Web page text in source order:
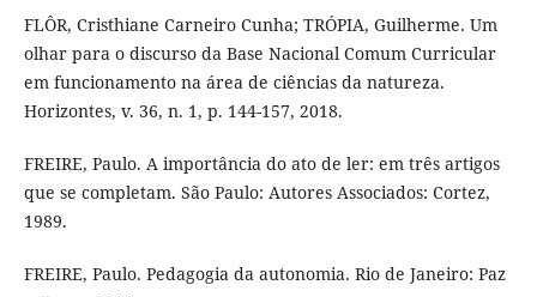
FLÔR, Cristhiane Carneiro Cunha; TRÓPIA, Guilherme. Um
olhar para o discurso da Base Nacional Comum Curricular
em funcionamento na área de ciências da natureza.
Horizontes, v. 36, n. 1, p. 144-157, 2018.
FREIRE, Paulo. A importância do ato de ler: em três artigos
que se completam. São Paulo: Autores Associados: Cortez,
1989.
FREIRE, Paulo. Pedagogia da autonomia. Rio de Janeiro: Paz